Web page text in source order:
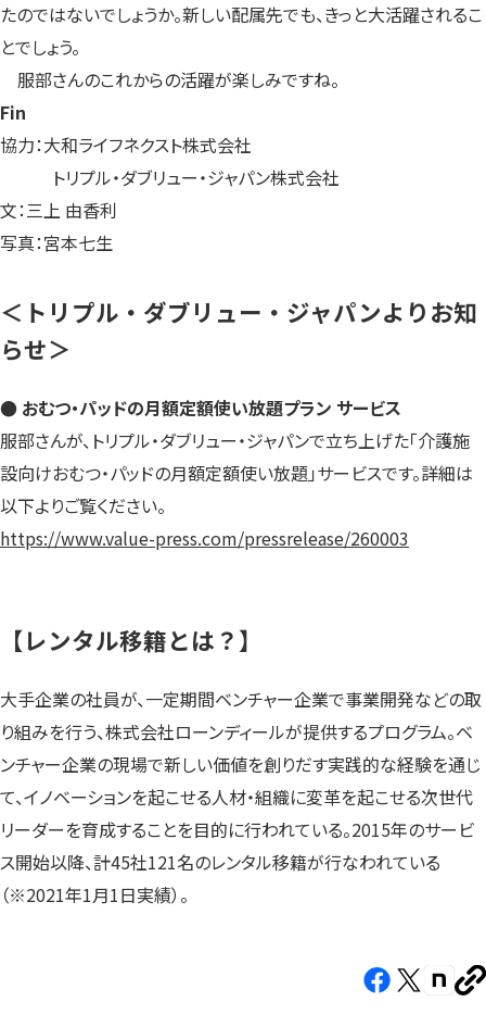
たのではないでしょうか。新しい配属先でも、きっと大活躍されるこ
とでしょう。
服部さんのこれからの活躍が楽しみですね。
Fin
協力：大和ライフネクスト株式会社
トリプル・ダブリュー・ジャパン株式会社
文：三上 由香利
写真：宮本七生
＜トリプル・ダブリュー・ジャパンよりお知
らせ＞
● おむつ・パッドの月額定額使い放題プラン サービス
服部さんが、トリプル・ダブリュー・ジャパンで立ち上げた「介護施
設向けおむつ・パッドの月額定額使い放題」サービスです。詳細は
以下よりご覧ください。
https://www.value-press.com/pressrelease/260003
【レンタル移籍とは？】
大手企業の社員が、一定期間ベンチャー企業で事業開発などの取
り組みを行う、株式会社ローンディールが提供するプログラム。ベ
ンチャー企業の現場で新しい価値を創りだす実践的な経験を通じ
て、イノベーションを起こせる人材・組織に変革を起こせる次世代
リーダーを育成することを目的に行われている。2015年のサービ
ス開始以降、計45社121名のレンタル移籍が行なわれている
（※2021年1月1日実績）。
Facebook（新
X（新 note（新